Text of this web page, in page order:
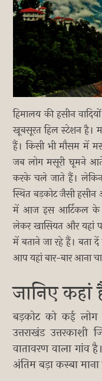
हिमालय की हसीन
खूबसूरत हिल स्टेशन है।
हैं। किसी भी मौसम में
जब लोग मसूरी घूमने
करके चले जाते हैं।
स्थित बड़कोट जैसी
में आज इस आर्टिकल के
लेकर खासियत और यहां
में बताने जा रहे हैं। बता
आप यहां बार-बार आना
जानिए कहां
बड़कोट को कई
उत्तराखंड
वातावरण वाला गांव
अंतिम बड़ा कस्बा माना